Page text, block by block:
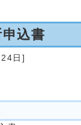
込書
日 ]